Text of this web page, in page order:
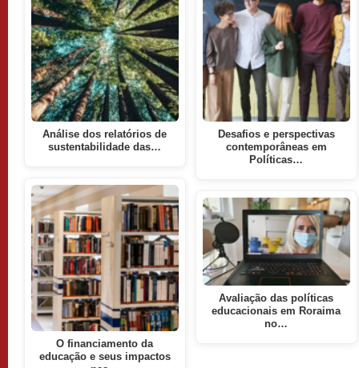
Análise dos relatórios de
sustentabilidade das…
O financiamento da
educação e seus impactos
Desafios e perspectivas
contemporâneas em
Políticas…
Avaliação das políticas
educacionais em Roraima
no…